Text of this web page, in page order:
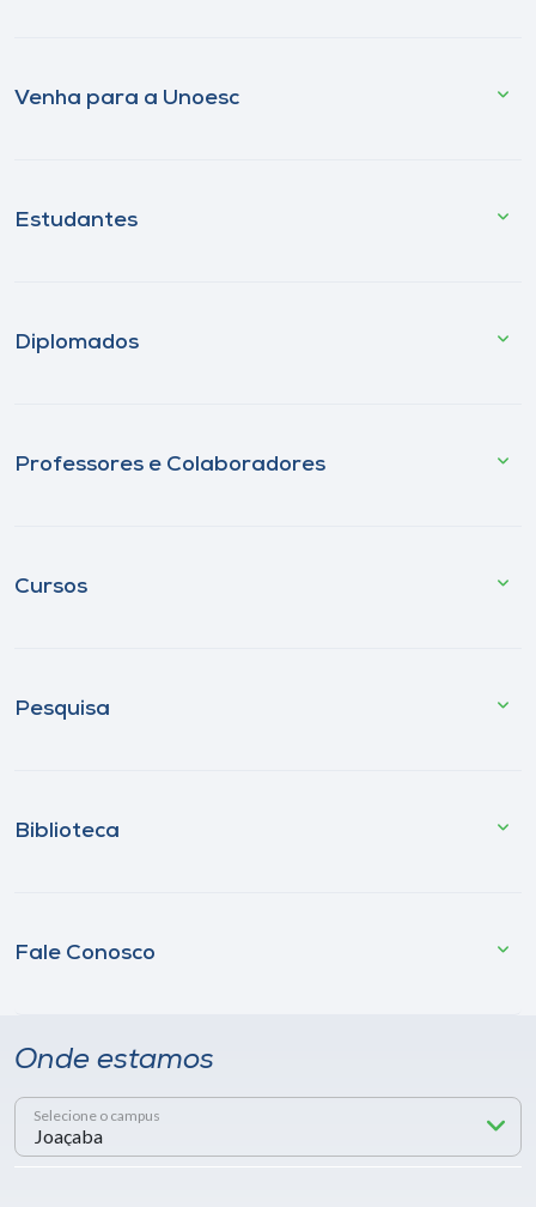
Venha para a Unoesc
Estudantes
Diplomados
Professores e Colaboradores
Cursos
Pesquisa
Biblioteca
Fale Conosco
Onde estamos
Selecione o campus